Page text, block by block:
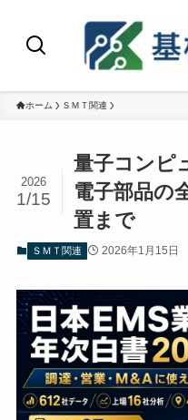
ホーム ＳＭＴ関連
量子コンピ
電子部品の
置まで
2026
1/15
ＳＭＴ関連 2026年1月15日